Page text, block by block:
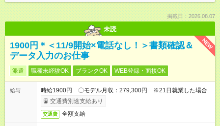
掲載日：2026.08.07
未読
NEW
1900円＊＜11/9開始×電話なし！＞書類確認＆
データ入力のお仕事
派遣 職種未経験OK ブランクOK WEB登録・面接OK
給与
時給1900円 〇モデル月収：279,300円 ※21日就業した場合
交通費別途支給あり
交通費 全額支給